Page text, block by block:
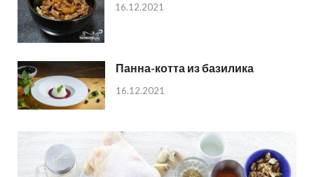
16.12.2021
Панна-котта из базилика
16.12.2021